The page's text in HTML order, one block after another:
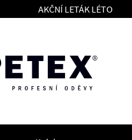
AKČNÍ LETÁK LÉTO